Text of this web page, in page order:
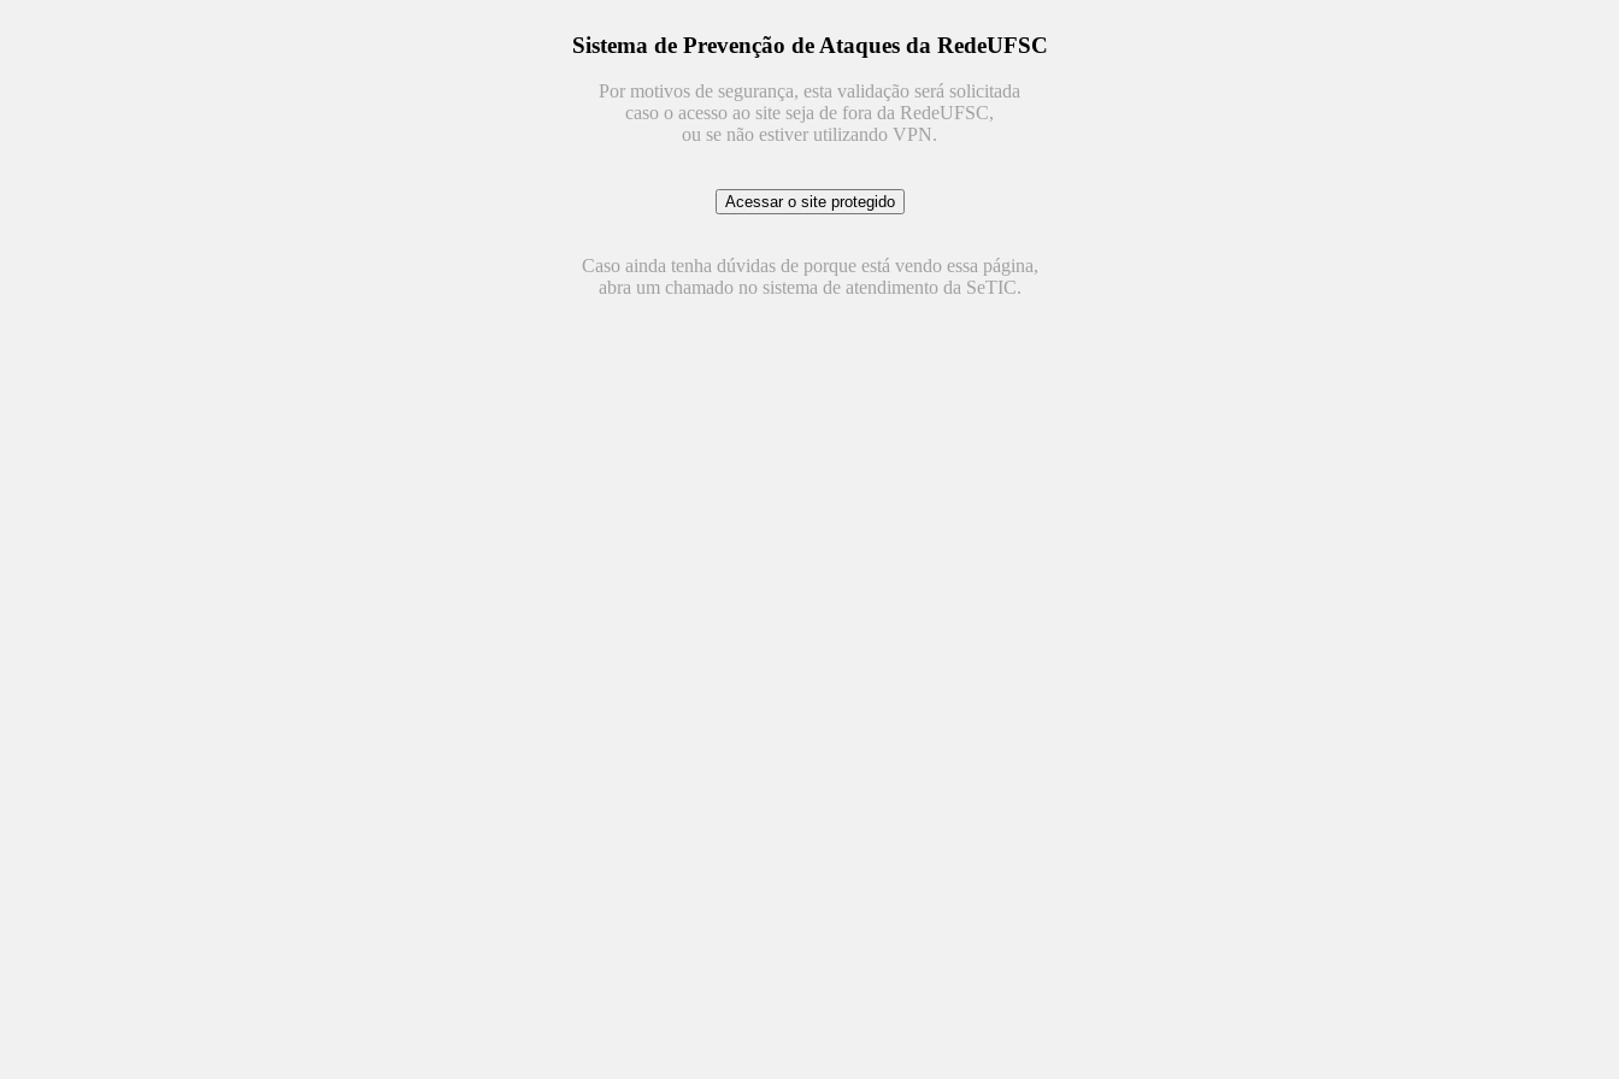
Sistema de Prevenção de Ataques da RedeUFSC
Por motivos de segurança, esta validação será solicitada
caso o acesso ao site seja de fora da RedeUFSC,
ou se não estiver utilizando VPN.
Caso ainda tenha dúvidas de porque está vendo essa página,
abra um chamado no sistema de atendimento da SeTIC.